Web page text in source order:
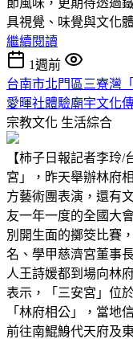
具視覺、味覺與文化
繼續閱讀
1週前
台南市北門區三寮灣
愛暉社體驗廟宇文化
宗教文化 生活綜合
【柿子日報記者李玲
宮」，昨天舉辦林府
方藝術團表演，還有
友一年一度的全國大
別開生面的擲筊比賽
名、學甲慈濟宮董事
人王詩媛都到場向林
表示，「三安宮」位
「林府相公」，當地
前往南鯤鯓代天府及